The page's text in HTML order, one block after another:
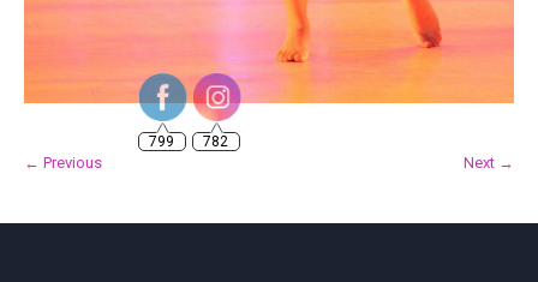
← Previous Next →
799 782